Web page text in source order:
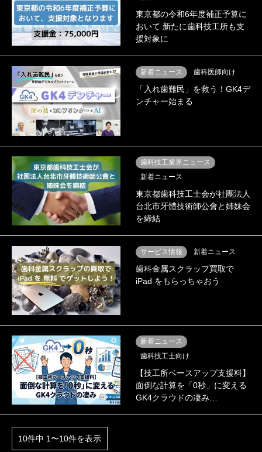
東京都の令和6年度補正予算に
おいて 新たに歯科技工所も支
援対象に
新着ニュース 歯科医師向け
「入れ歯難民」を救う！GK4デ
ンチャー始まる
歯科技工業界ニュース
新着ニュース
東京都歯科技工士会が社團法人
台北市牙體技術師公會と姉妹会
を締結
サービス情報 新着ニュース
歯科金属スクラップ買取で
iPad をもらっちゃおう
新着ニュース
歯科技工士向け
【技工所ベースアップ支援料】
面倒な計算を「0秒」に変える
GK4クラウドの凄み…
10件中 1〜10件を表示